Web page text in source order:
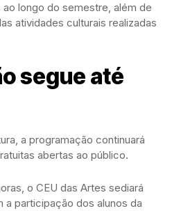
longo do semestre, além de
atividades culturais realizadas
segue até
a programação continuará
abertas ao público.
o CEU das Artes sediará
a participação dos alunos da